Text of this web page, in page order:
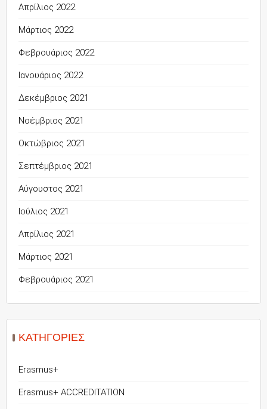
Απρίλιος 2022
Μάρτιος 2022
Φεβρουάριος 2022
Ιανουάριος 2022
Δεκέμβριος 2021
Νοέμβριος 2021
Οκτώβριος 2021
Σεπτέμβριος 2021
Αύγουστος 2021
Ιούλιος 2021
Απρίλιος 2021
Μάρτιος 2021
Φεβρουάριος 2021
KΑΤΗΓΟΡΊΕΣ
Erasmus+
Erasmus+ ACCREDITATION